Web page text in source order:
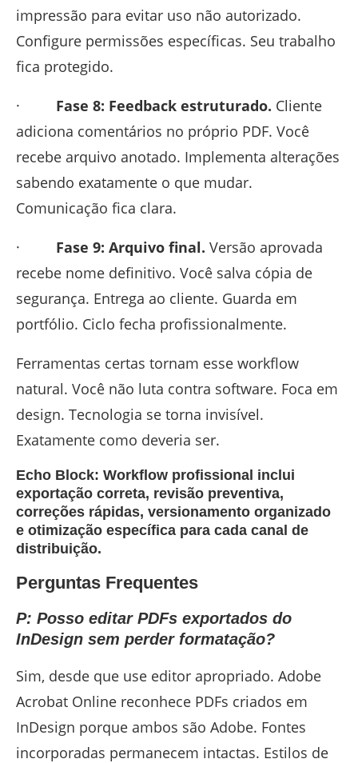
impressão para evitar uso não autorizado.
Configure permissões específicas. Seu trabalho
fica protegido.
· Fase 8: Feedback estruturado. Cliente
adiciona comentários no próprio PDF. Você
recebe arquivo anotado. Implementa alterações
sabendo exatamente o que mudar.
Comunicação fica clara.
· Fase 9: Arquivo final. Versão aprovada
recebe nome definitivo. Você salva cópia de
segurança. Entrega ao cliente. Guarda em
portfólio. Ciclo fecha profissionalmente.
Ferramentas certas tornam esse workflow
natural. Você não luta contra software. Foca em
design. Tecnologia se torna invisível.
Exatamente como deveria ser.
Echo Block: Workflow profissional inclui
exportação correta, revisão preventiva,
correções rápidas, versionamento organizado
e otimização específica para cada canal de
distribuição.
Perguntas Frequentes
P: Posso editar PDFs exportados do
InDesign sem perder formatação?
Sim, desde que use editor apropriado. Adobe
Acrobat Online reconhece PDFs criados em
InDesign porque ambos são Adobe. Fontes
incorporadas permanecem intactas. Estilos de